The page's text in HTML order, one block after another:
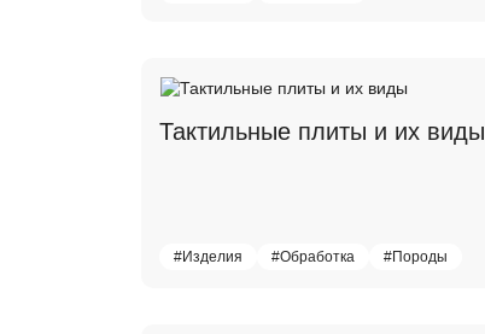
Тактильные плиты и их виды
#Изделия #Обработка #Породы